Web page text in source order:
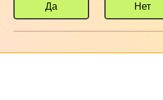
Да Нет